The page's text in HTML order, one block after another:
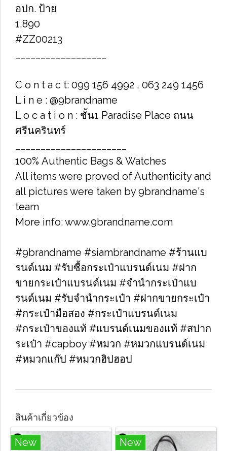
อปก. ป้าย
1,890
#ZZ00213
C o n t a c t: 099 156 4992 , 063 249 1456
L i n e : @9brandname
L o c a t i o n : ชั้น1 Paradise Place ถนน
ศรีนครินทร์
100% Authentic Bags & Watches
All items were proved of Authenticity and
all pictures were taken by 9brandname's
team
More info: www.9brandname.com
#9brandname #siambrandname #ร้านแบ
รนด์เนม #รับซื้อกระเป๋าแบรนด์เนม​ #ฝาก
ขายกระเป๋าแบรนด์เนม​ #จำนำกระเป๋าแบ
รนด์เนม​ #รับจำนำกระเป๋า #ฝากขายกระเป๋า
#กระเป๋ามือสอง​ #กระเป๋าแบรนด์เนม​
#กระเป๋าของแท้​ #แบรนด์เนมของแท้ #สปาก
ระเป๋า #capboy #หมวก #หมวกแบรนด์เนม
#หมวกแก๊ป #หมวกฮิปฮอป
สินค้าเกี่ยวข้อง
New New